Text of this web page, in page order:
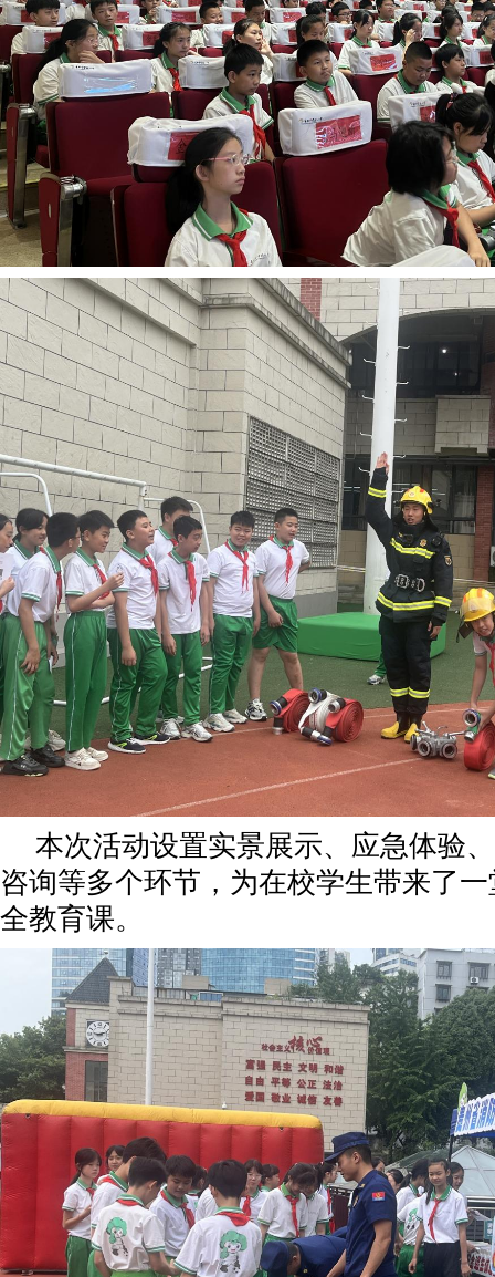
本次活动设置实景展示、应急体验
咨询等多个环节，为在校学生带来了
全教育课。